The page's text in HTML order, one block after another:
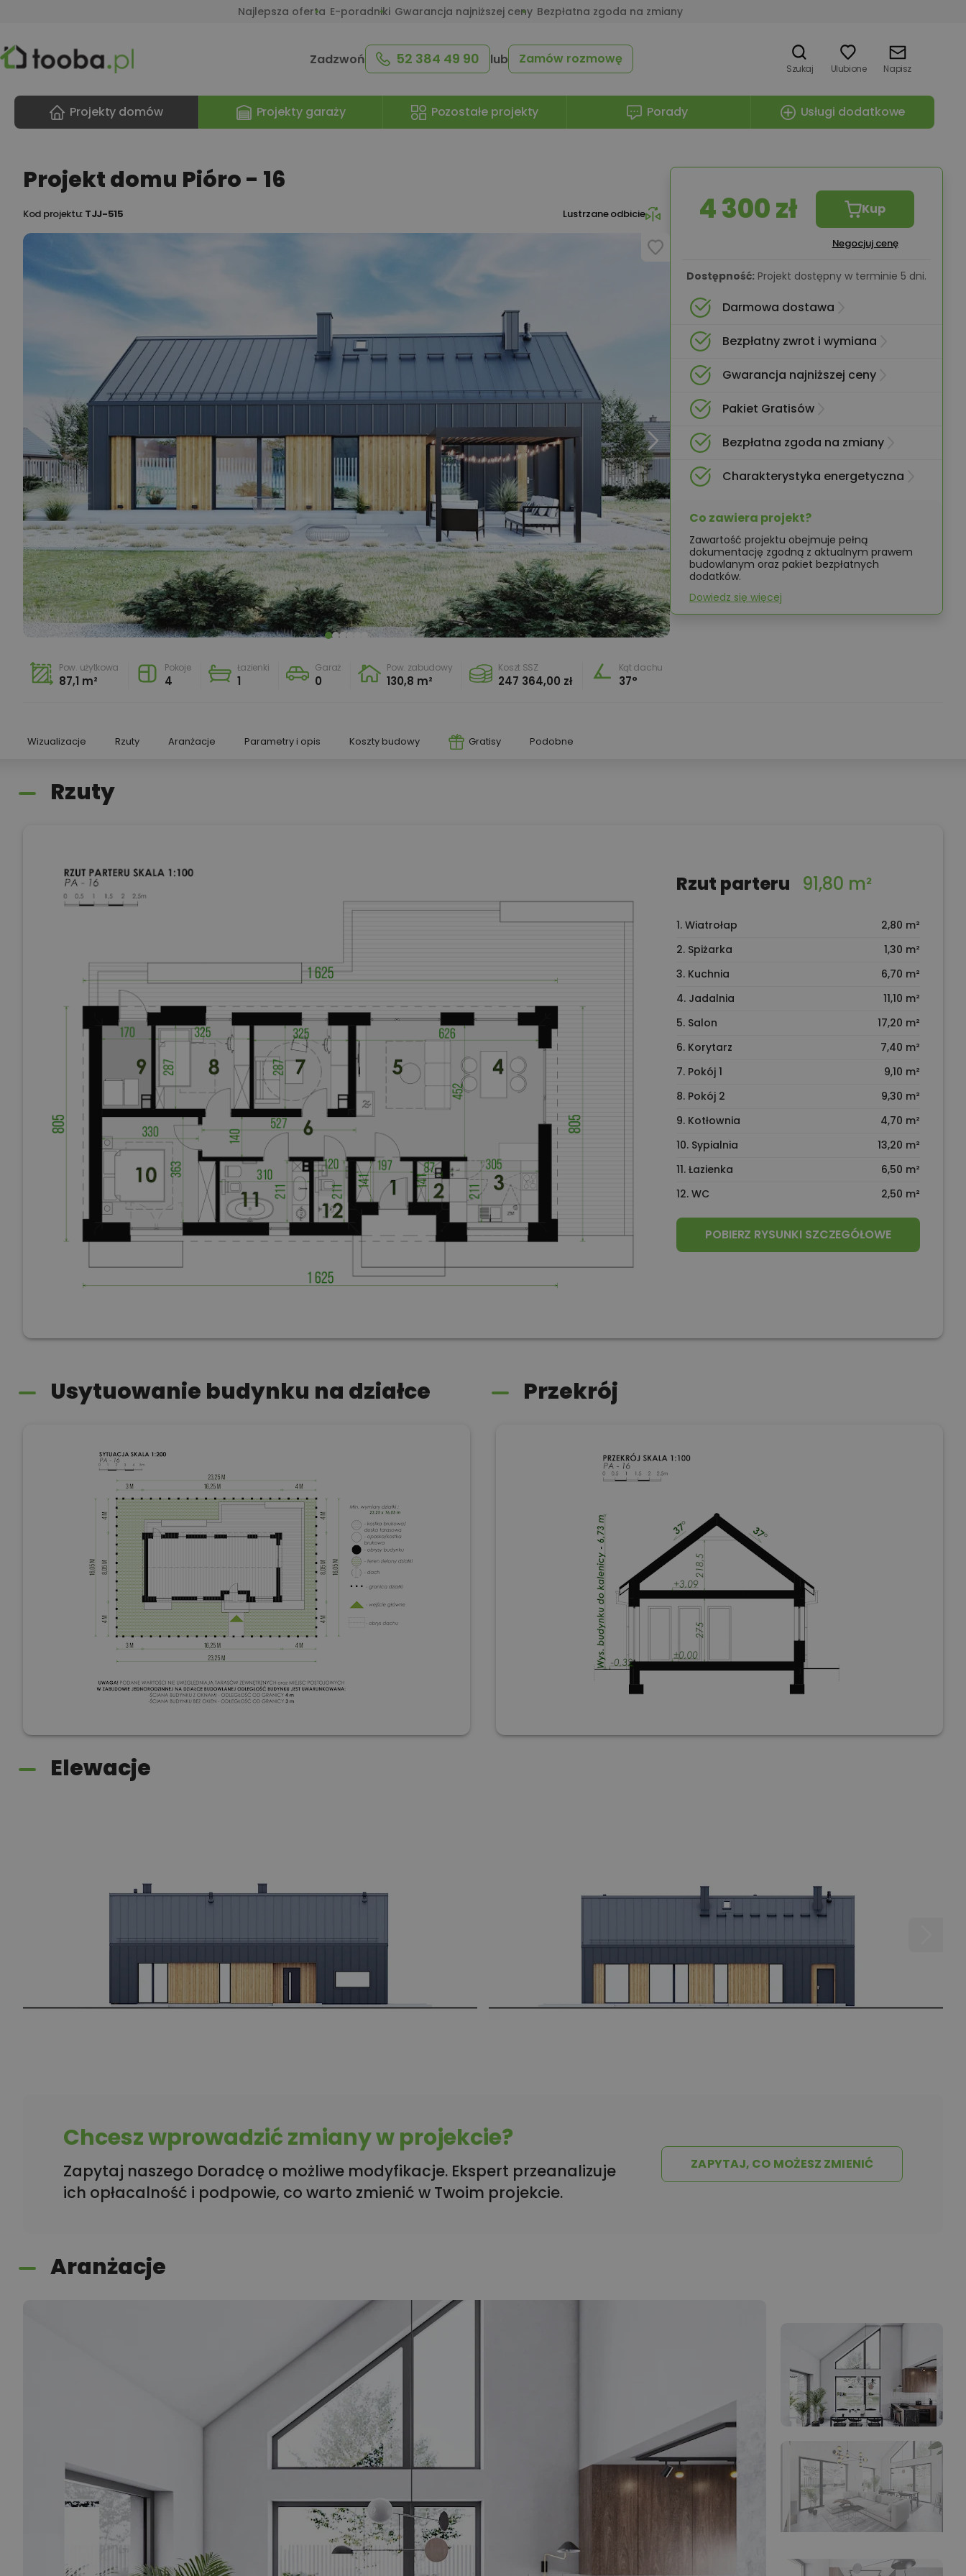
Najlepsza oferta E-poradniki Gwarancja najniższej ceny Bezpłatna zgoda na zmiany
Zadzwoń 52 384 49 90 lub Zamów rozmowę
Szukaj Ulubione Napisz
Projekty domów Projekty garaży Pozostałe projekty Porady Usługi dodatkowe
Projekt domu Pióro - 16
Kod projektu: TJJ-515 Lustrzane odbicie
Pow. użytkowa
87,1 m²
Pokoje
4
Łazienki
1
Garaż
0
Pow. zabudowy
130,8 m²
Koszt SSZ
247 364,00 zł
Kąt dachu
37°
4 300 zł Kup
Negocjuj cenę
Dostępność: Projekt dostępny w terminie 5 dni.
Darmowa dostawa
Bezpłatny zwrot i wymiana
Gwarancja najniższej ceny
Pakiet Gratisów
Bezpłatna zgoda na zmiany
Charakterystyka energetyczna
Co zawiera projekt?
Zawartość projektu obejmuje pełną
dokumentację zgodną z aktualnym prawem
budowlanym oraz pakiet bezpłatnych
dodatków.
Dowiedz się więcej
Wizualizacje Rzuty Aranżacje Parametry i opis Koszty budowy Gratisy Podobne
Rzuty
Rzut parteru 91,80 m²
1. Wiatrołap
2,80 m²
2. Spiżarka
1,30 m²
3. Kuchnia
6,70 m²
4. Jadalnia
11,10 m²
5. Salon
17,20 m²
6. Korytarz
7,40 m²
7. Pokój 1
9,10 m²
8. Pokój 2
9,30 m²
9. Kotłownia
4,70 m²
10. Sypialnia
13,20 m²
11. Łazienka
6,50 m²
12. WC
2,50 m²
POBIERZ RYSUNKI SZCZEGÓŁOWE
Usytuowanie budynku na działce Przekrój
Elewacje
Chcesz wprowadzić zmiany w projekcie?
Zapytaj naszego Doradcę o możliwe modyfikacje. Ekspert przeanalizuje
ich opłacalność i podpowie, co warto zmienić w Twoim projekcie.
ZAPYTAJ, CO MOŻESZ ZMIENIĆ
Aranżacje